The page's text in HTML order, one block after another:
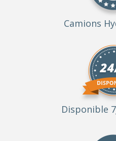
Camions
Disponible